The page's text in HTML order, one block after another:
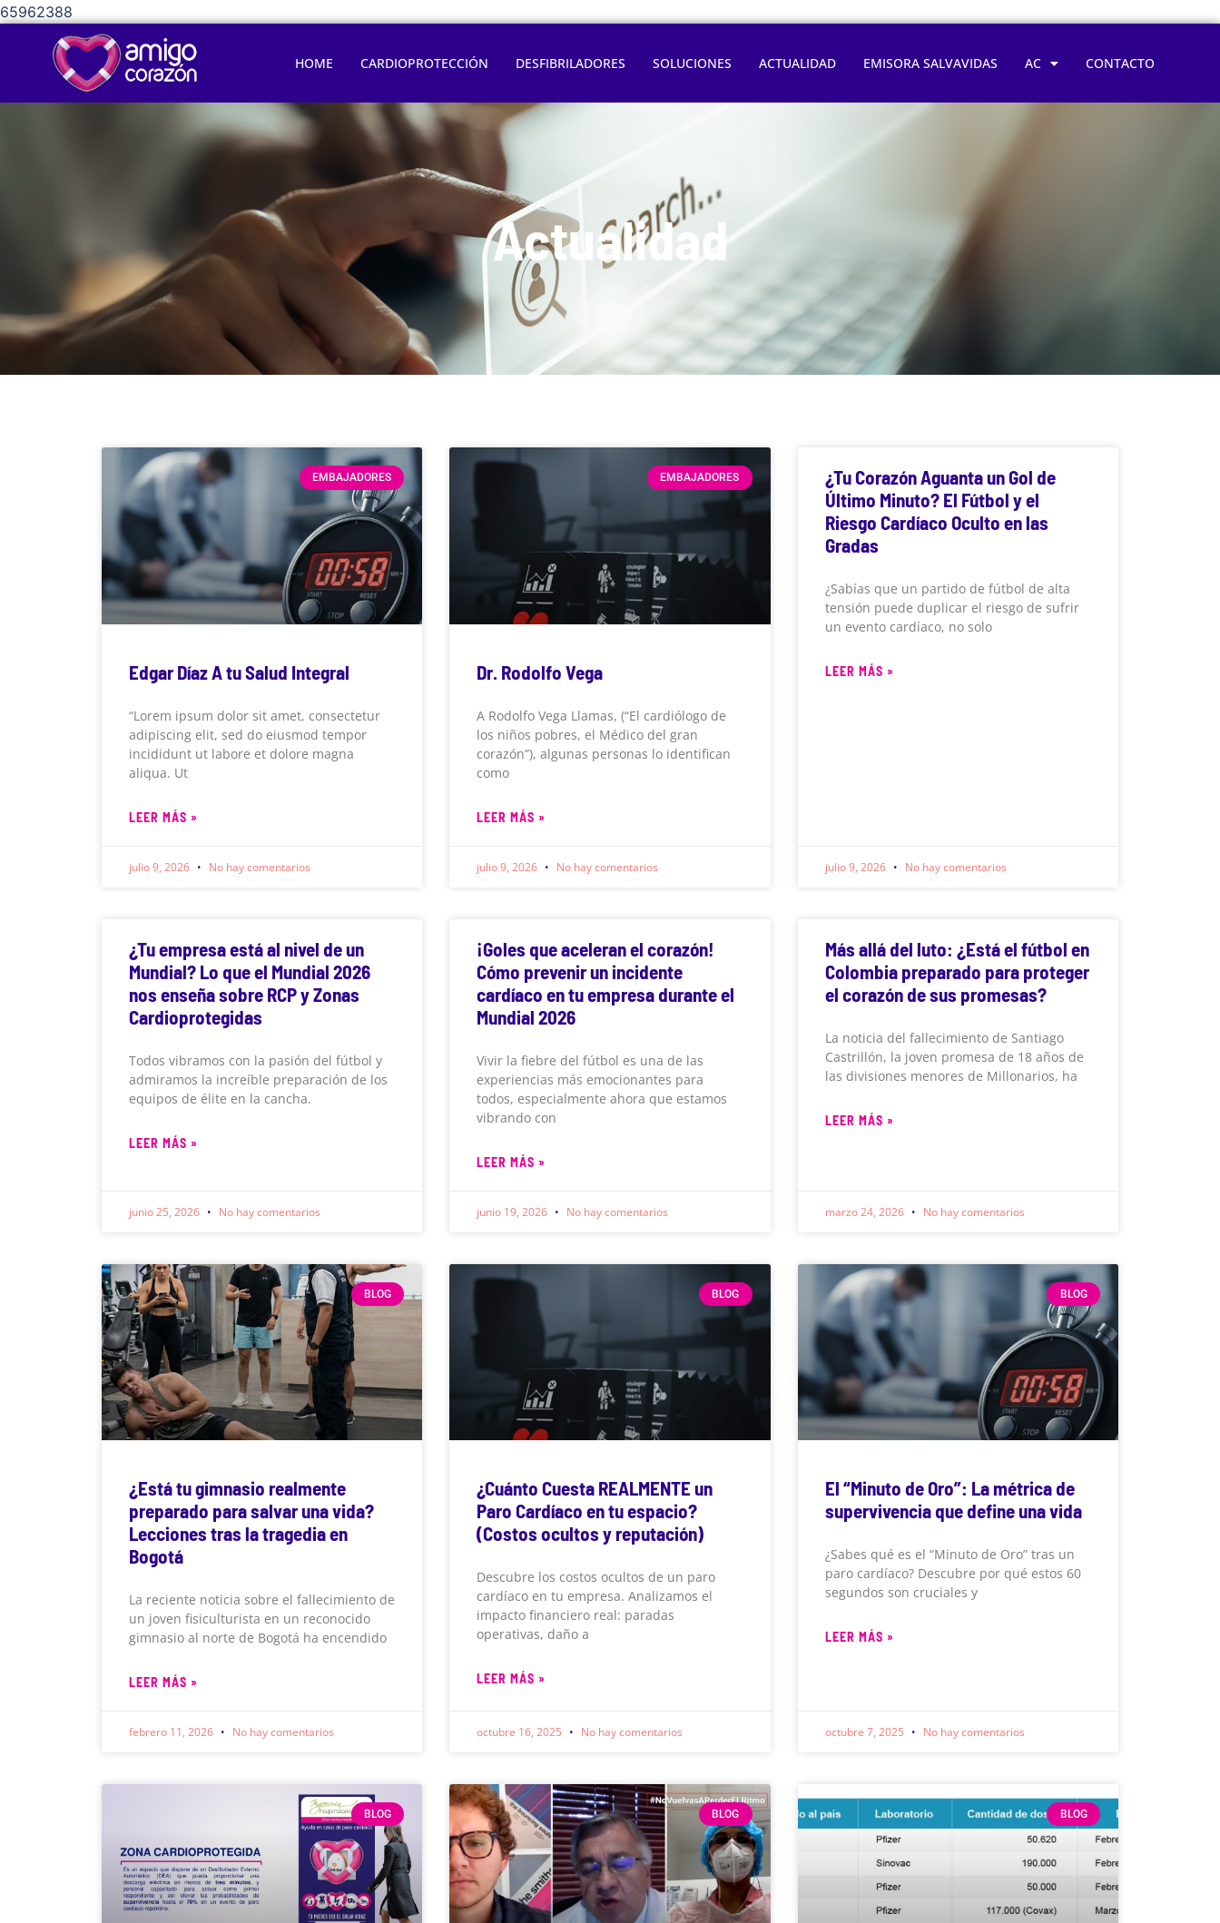
65962388
HOME CARDIOPROTECCIÓN DESFIBRILADORES SOLUCIONES ACTUALIDAD EMISORA SALVAVIDAS AC CONTACTO
Actualidad
EMBAJADORES
Edgar Díaz A tu Salud Integral
“Lorem ipsum dolor sit amet, consectetur
adipiscing elit, sed do eiusmod tempor
incididunt ut labore et dolore magna
aliqua. Ut
LEER MÁS »
julio 9, 2026 No hay comentarios
EMBAJADORES
Dr. Rodolfo Vega
A Rodolfo Vega Llamas, (“El cardiólogo de
los niños pobres, el Médico del gran
corazón”), algunas personas lo identifican
como
LEER MÁS »
julio 9, 2026 No hay comentarios
¿Tu Corazón Aguanta un Gol de
Último Minuto? El Fútbol y el
Riesgo Cardíaco Oculto en las
Gradas
¿Sabías que un partido de fútbol de alta
tensión puede duplicar el riesgo de sufrir
un evento cardíaco, no solo
LEER MÁS »
julio 9, 2026 No hay comentarios
¿Tu empresa está al nivel de un
Mundial? Lo que el Mundial 2026
nos enseña sobre RCP y Zonas
Cardioprotegidas
Todos vibramos con la pasión del fútbol y
admiramos la increíble preparación de los
equipos de élite en la cancha.
LEER MÁS »
junio 25, 2026 No hay comentarios
¡Goles que aceleran el corazón!
Cómo prevenir un incidente
cardíaco en tu empresa durante el
Mundial 2026
Vivir la fiebre del fútbol es una de las
experiencias más emocionantes para
todos, especialmente ahora que estamos
vibrando con
LEER MÁS »
junio 19, 2026 No hay comentarios
Más allá del luto: ¿Está el fútbol en
Colombia preparado para proteger
el corazón de sus promesas?
La noticia del fallecimiento de Santiago
Castrillón, la joven promesa de 18 años de
las divisiones menores de Millonarios, ha
LEER MÁS »
marzo 24, 2026 No hay comentarios
BLOG
¿Está tu gimnasio realmente
preparado para salvar una vida?
Lecciones tras la tragedia en
Bogotá
La reciente noticia sobre el fallecimiento de
un joven fisiculturista en un reconocido
gimnasio al norte de Bogotá ha encendido
LEER MÁS »
febrero 11, 2026 No hay comentarios
BLOG
¿Cuánto Cuesta REALMENTE un
Paro Cardíaco en tu espacio?
(Costos ocultos y reputación)
Descubre los costos ocultos de un paro
cardíaco en tu empresa. Analizamos el
impacto financiero real: paradas
operativas, daño a
LEER MÁS »
octubre 16, 2025 No hay comentarios
BLOG
El “Minuto de Oro”: La métrica de
supervivencia que define una vida
¿Sabes qué es el “Minuto de Oro” tras un
paro cardíaco? Descubre por qué estos 60
segundos son cruciales y
LEER MÁS »
octubre 7, 2025 No hay comentarios
BLOG BLOG BLOG